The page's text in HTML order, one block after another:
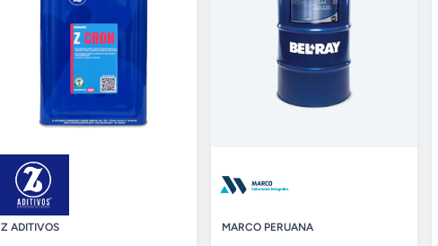
Z ADITIVOS MARCO PERUANA